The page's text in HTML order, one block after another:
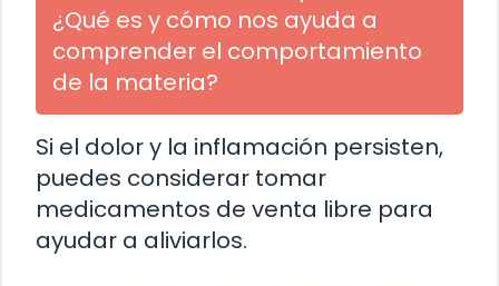
¿Qué es y cómo nos ayuda a
comprender el comportamiento
de la materia?
Si el dolor y la inflamación persisten,
puedes considerar tomar
medicamentos de venta libre para
ayudar a aliviarlos.